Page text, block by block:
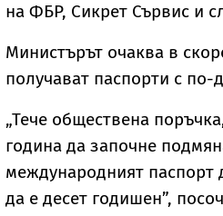
на ФБР, Сикрет Сървис и
Министърът очаква в
получават паспорти с по-
„Тече обществена
година да започне
международният паспорт
да е десет годишен”,